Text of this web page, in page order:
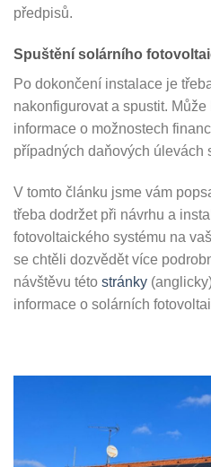
předpisů.
Spuštění solárního
Po dokončení instalace je
nakonfigurovat a spustit.
informace o možnostech
případných daňových úlevách
V tomto článku jsme vám
třeba dodržet při návrhu a
fotovoltaického systému na
se chtěli dozvědět více
návštěvu této stránky
informace o solárních